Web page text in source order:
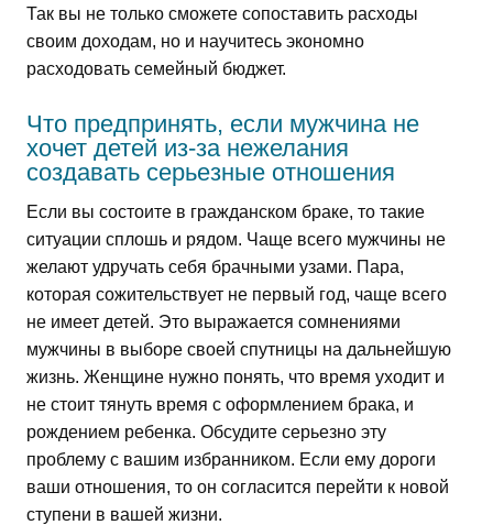
Так вы не только сможете сопоставить расходы
своим доходам, но и научитесь экономно
расходовать семейный бюджет.
Что предпринять, если мужчина не
хочет детей из-за нежелания
создавать серьезные отношения
Если вы состоите в гражданском браке, то такие
ситуации сплошь и рядом. Чаще всего мужчины не
желают удручать себя брачными узами. Пара,
которая сожительствует не первый год, чаще всего
не имеет детей. Это выражается сомнениями
мужчины в выборе своей спутницы на дальнейшую
жизнь. Женщине нужно понять, что время уходит и
не стоит тянуть время с оформлением брака, и
рождением ребенка. Обсудите серьезно эту
проблему с вашим избранником. Если ему дороги
ваши отношения, то он согласится перейти к новой
ступени в вашей жизни.